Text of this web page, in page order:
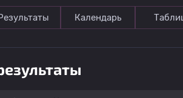
Календарь